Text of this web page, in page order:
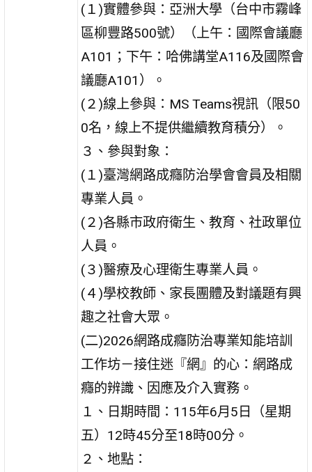
(１)實體參與：亞洲大學（台中市霧峰
區柳豐路500號）（上午：國際會議廳
A101；下午：哈佛講堂A116及國際會
議廳A101）。
(２)線上參與：MS Teams視訊（限50
0名，線上不提供繼續教育積分）。
３、參與對象：
(１)臺灣網路成癮防治學會會員及相關
專業人員。
(２)各縣市政府衛生、教育、社政單位
人員。
(３)醫療及心理衛生專業人員。
(４)學校教師、家長團體及對議題有興
趣之社會大眾。
(二)2026網路成癮防治專業知能培訓
工作坊－接住迷『網』的心：網路成
癮的辨識、因應及介入實務。
１、日期時間：115年6月5日（星期
五）12時45分至18時00分。
２、地點：